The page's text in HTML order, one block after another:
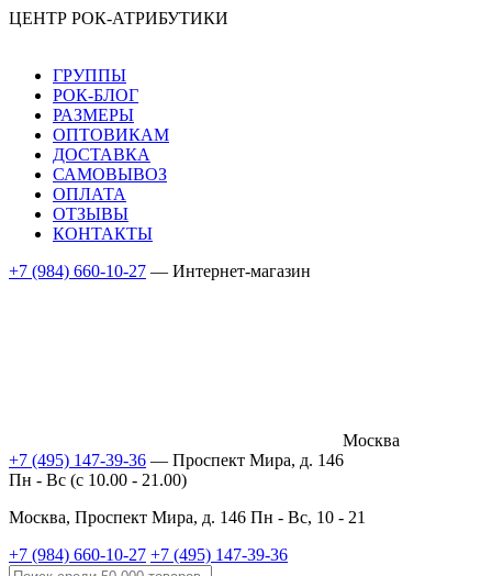
ЦЕНТР РОК-АТРИБУТИКИ
ГРУППЫ
РОК-БЛОГ
РАЗМЕРЫ
ОПТОВИКАМ
ДОСТАВКА
САМОВЫВОЗ
ОПЛАТА
ОТЗЫВЫ
КОНТАКТЫ
+7 (984) 660-10-27 — Интернет-магазин
Москва
+7 (495) 147-39-36 — Проспект Мира, д. 146
Пн - Вс (c 10.00 - 21.00)
Москва, Проспект Мира, д. 146 Пн - Вс, 10 - 21
+7 (984) 660-10-27 +7 (495) 147-39-36